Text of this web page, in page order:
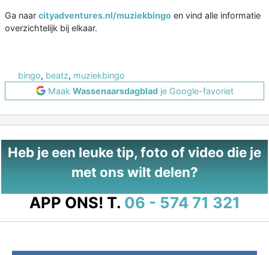
Ga naar cityadventures.nl/muziekbingo en vind alle informatie
overzichtelijk bij elkaar.
bingo, beatz, muziekbingo
Maak Wassenaarsdagbladje Google-favoriet
Heb je een leuke tip, foto of video die je
met ons wilt delen?
APP ONS! T. 06 - 574 71 321